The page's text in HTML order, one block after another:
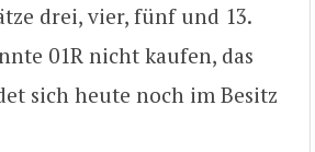
drei, vier, fünf und 13.
01R nicht kaufen, das
sich heute noch im Besitz